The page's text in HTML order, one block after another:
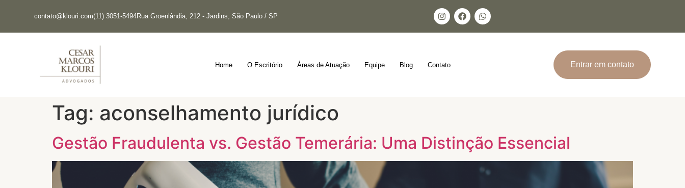
contato@klouri.com(11) 3051-5494Rua Groenlândia, 212 - Jardins, São Paulo / SP
Home O Escritório Áreas de Atuação Equipe Blog Contato Entrar em contato
Tag: aconselhamento jurídico
Gestão Fraudulenta vs. Gestão Temerária: Uma Distinção Essencial